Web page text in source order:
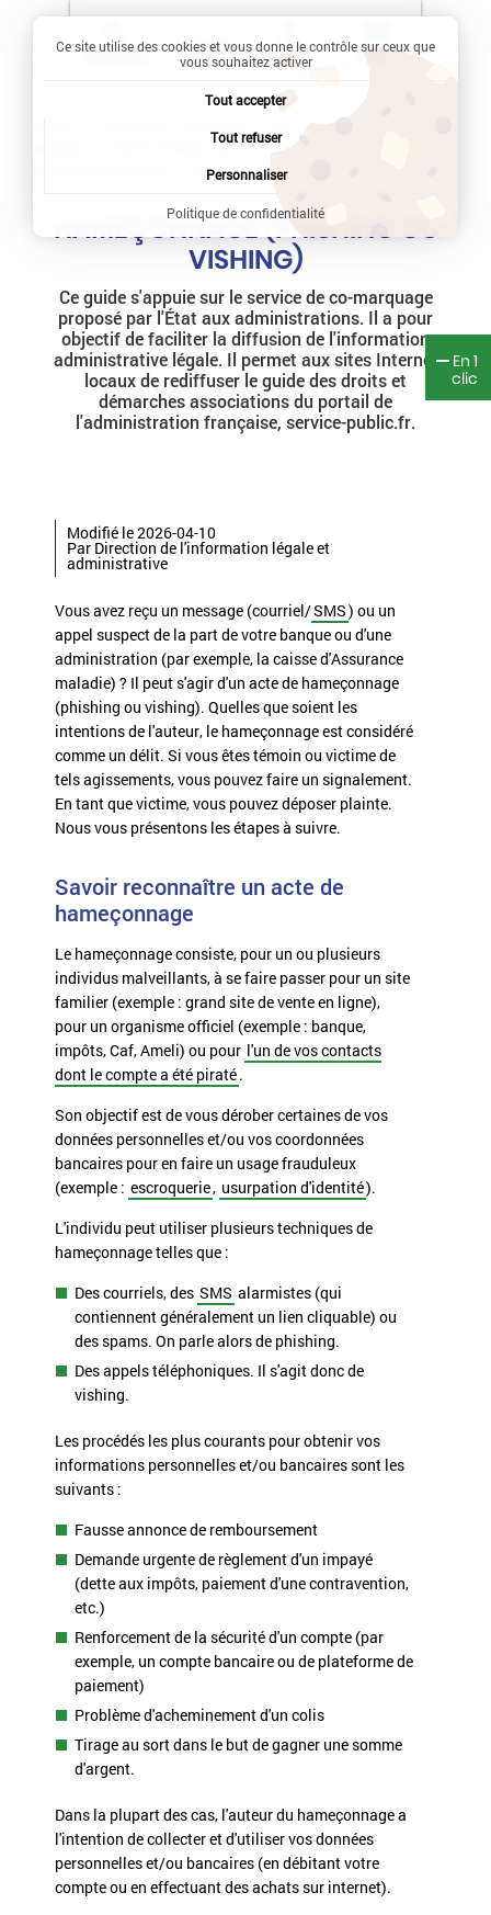
Recherche Profil Menu
En 1
clic
Justice
Arnaques sur internet (THESEE, Pharos ...)
Hameçonnage (phishing ou vishing)
HAMEÇONNAGE (PHISHING OU
VISHING)
Ce guide s'appuie sur le service de co-marquage
proposé par l'État aux administrations. Il a pour
objectif de faciliter la diffusion de l'information
administrative légale. Il permet aux sites Internet
locaux de rediffuser le guide des droits et
démarches associations du portail de
l'administration française, service-public.fr.
Modifié le 2026-04-10
Par Direction de l'information légale et
administrative
Vous avez reçu un message (courriel/SMS) ou un
appel suspect de la part de votre banque ou d'une
administration (par exemple, la caisse d'Assurance
maladie) ? Il peut s'agir d'un acte de hameçonnage
(phishing ou vishing). Quelles que soient les
intentions de l'auteur, le hameçonnage est considéré
comme un délit. Si vous êtes témoin ou victime de
tels agissements, vous pouvez faire un signalement.
En tant que victime, vous pouvez déposer plainte.
Nous vous présentons les étapes à suivre.
Savoir reconnaître un acte de
hameçonnage
Le hameçonnage consiste, pour un ou plusieurs
individus malveillants, à se faire passer pour un site
familier (exemple : grand site de vente en ligne),
pour un organisme officiel (exemple : banque,
impôts, Caf, Ameli) ou pour l'un de vos contacts
dont le compte a été piraté.
Son objectif est de vous dérober certaines de vos
données personnelleset/ou vos coordonnées
bancaires pour en faire un usagefrauduleux
(exemple : escroquerie, usurpation d'identité).
L'individu peut utiliser plusieurs techniques de
hameçonnage telles que :
Des courriels, des SMS alarmistes (qui
contiennent généralement un lien cliquable) ou
desspams. On parle alors de phishing.
Des appels téléphoniques. Il s'agit donc de
vishing.
Les procédés les plus courants pour obtenir vos
informations personnelles et/ou bancaires sont les
suivants :
Fausse annonce de remboursement
Demande urgente de règlement d'un impayé
(dette aux impôts, paiement d'une contravention,
etc.)
Renforcement de la sécurité d'un compte (par
exemple, un compte bancaire ou de plateforme de
paiement)
Problème d'acheminement d'un colis
Tirage au sort dans le but de gagner une somme
d'argent.
Dans la plupart des cas, l'auteur du hameçonnage a
l'intention de collecter et d'utiliser vos données
personnelles et/ou bancaires (en débitant votre
compte ou en effectuant des achats sur internet).
Ce site utilise des cookies et vous donne le contrôle sur ceux que
vous souhaitez activer
Tout accepter
Tout refuser
Personnaliser
Politique de confidentialité